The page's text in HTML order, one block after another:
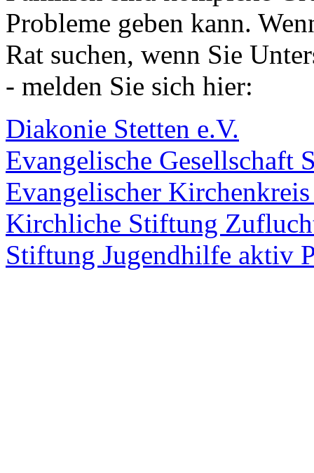
Probleme geben kann.
Rat suchen, wenn Sie
- melden Sie sich hier:
Diakonie Stetten e.V.
Evangelische Gesellschaft
Evangelischer
Kirchliche Stiftung
Stiftung Jugendhilfe aktiv